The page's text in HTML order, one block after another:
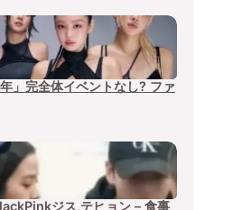
」完全体イベントなし? ファ
ジス,テヒョン – 食事